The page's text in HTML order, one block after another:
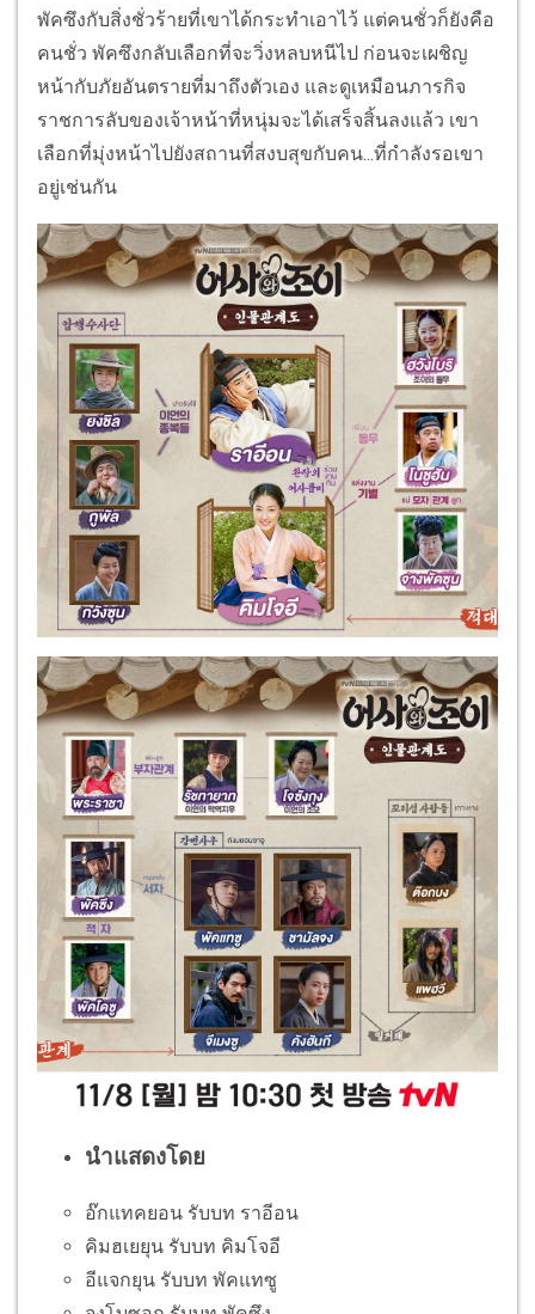
พัคซึงกับสิ่งชั่วร้ายที่เขาได้กระทำเอาไว้ แต่คนชั่วก็ยังคือ
คนชั่ว พัคซึงกลับเลือกที่จะวิ่งหลบหนีไป ก่อนจะเผชิญ
หน้ากับภัยอันตรายที่มาถึงตัวเอง และดูเหมือนภารกิจ
ราชการลับของเจ้าหน้าที่หนุ่มจะได้เสร็จสิ้นลงแล้ว เขา
เลือกที่มุ่งหน้าไปยังสถานที่สงบสุขกับคน...ที่กำลังรอเขา
อยู่เช่นกัน
นำแสดงโดย
อ๊กแทคยอน รับบท ราอีอน
คิมฮเยยุน รับบท คิมโจอี
อีแจกยุน รับบท พัคแทซู